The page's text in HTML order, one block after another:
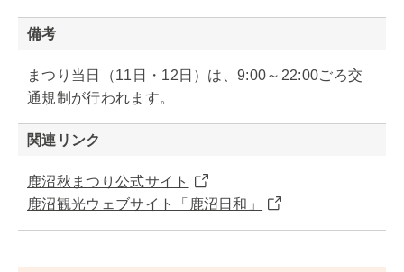
備考
まつり当日（11日・12日）は、9:00～22:00ごろ交
通規制が行われます。
関連リンク
鹿沼秋まつり公式サイト
鹿沼観光ウェブサイト「鹿沼日和」